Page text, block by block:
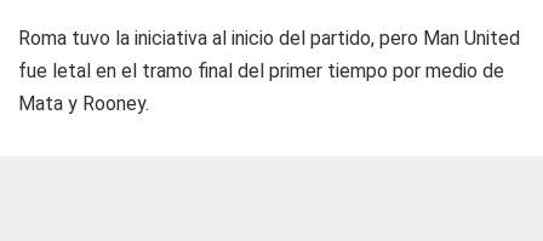
Roma tuvo la iniciativa al inicio del partido, pero Man United
fue letal en el tramo final del primer tiempo por medio de
Mata y Rooney.